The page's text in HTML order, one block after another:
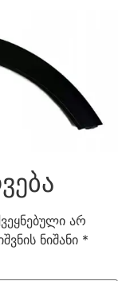
არ
ნიშანი *